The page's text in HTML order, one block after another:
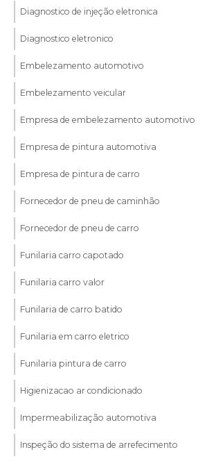
Diagnostico de injeção eletronica
Diagnostico eletronico
Embelezamento automotivo
Embelezamento veicular
Empresa de embelezamento automotivo
Empresa de pintura automotiva
Empresa de pintura de carro
Fornecedor de pneu de caminhão
Fornecedor de pneu de carro
Funilaria carro capotado
Funilaria carro valor
Funilaria de carro batido
Funilaria em carro eletrico
Funilaria pintura de carro
Higienizacao ar condicionado
Impermeabilização automotiva
Inspeção do sistema de arrefecimento